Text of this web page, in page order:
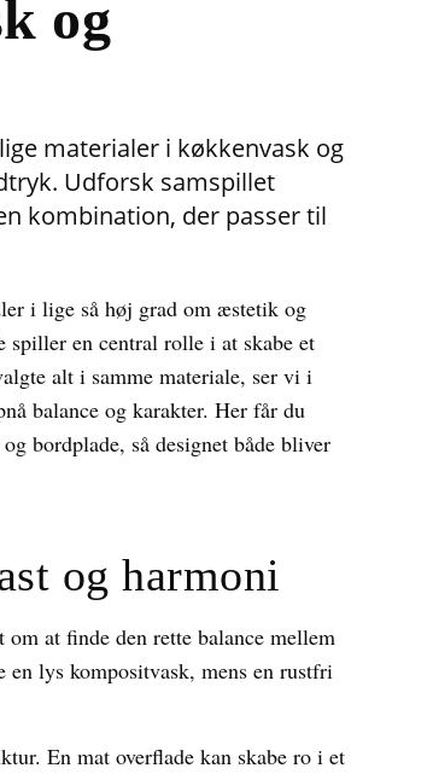
og
materialer i køkkenvask og
Udforsk samspillet
kombination, der passer til
i lige så høj grad om æstetik og
spiller en central rolle i at skabe et
alt i samme materiale, ser vi i
balance og karakter. Her får du
bordplade, så designet både bliver
og harmoni
at finde den rette balance mellem
lys kompositvask, mens en rustfri
En mat overflade kan skabe ro i et